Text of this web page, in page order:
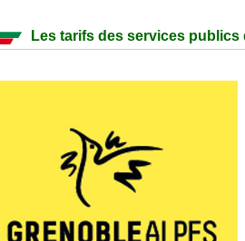
Les tarifs des services publics